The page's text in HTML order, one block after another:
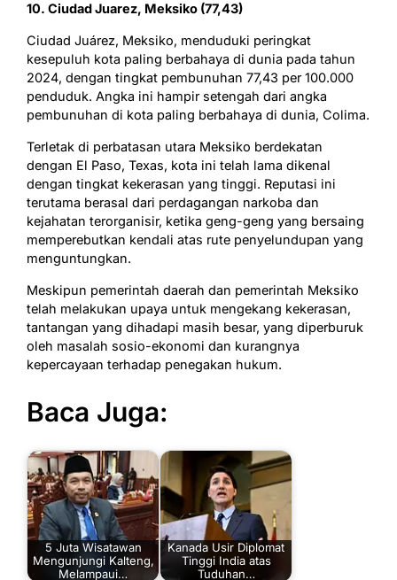
10. Ciudad Juarez, Meksiko (77,43)
Ciudad Juárez, Meksiko, menduduki peringkat
kesepuluh kota paling berbahaya di dunia pada tahun
2024, dengan tingkat pembunuhan 77,43 per 100.000
penduduk. Angka ini hampir setengah dari angka
pembunuhan di kota paling berbahaya di dunia, Colima.
Terletak di perbatasan utara Meksiko berdekatan
dengan El Paso, Texas, kota ini telah lama dikenal
dengan tingkat kekerasan yang tinggi. Reputasi ini
terutama berasal dari perdagangan narkoba dan
kejahatan terorganisir, ketika geng-geng yang bersaing
memperebutkan kendali atas rute penyelundupan yang
menguntungkan.
Meskipun pemerintah daerah dan pemerintah Meksiko
telah melakukan upaya untuk mengekang kekerasan,
tantangan yang dihadapi masih besar, yang diperburuk
oleh masalah sosio-ekonomi dan kurangnya
kepercayaan terhadap penegakan hukum.
Baca Juga:
5 Juta Wisatawan
Mengunjungi Kalteng,
Melampaui…
Kanada Usir Diplomat
Tinggi India atas
Tuduhan…